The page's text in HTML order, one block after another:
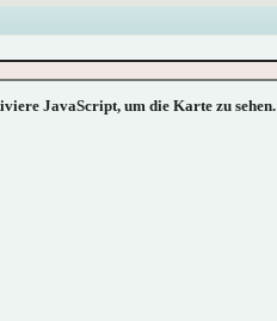
JavaScript, um die Karte zu sehen.